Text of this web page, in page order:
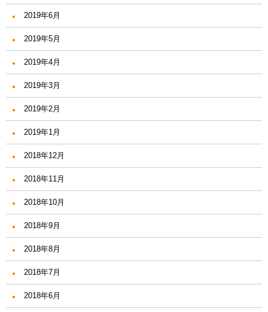
2019年6月
2019年5月
2019年4月
2019年3月
2019年2月
2019年1月
2018年12月
2018年11月
2018年10月
2018年9月
2018年8月
2018年7月
2018年6月